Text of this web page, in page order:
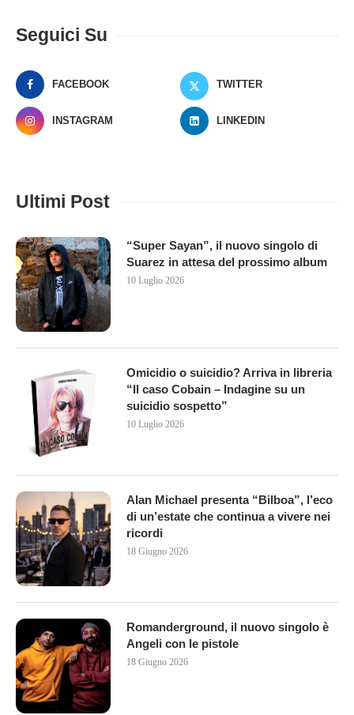
Seguici Su
FACEBOOK TWITTER
INSTAGRAM LINKEDIN
Ultimi Post
“Super Sayan”, il nuovo singolo di
Suarez in attesa del prossimo album
10 Luglio 2026
Omicidio o suicidio? Arriva in libreria
“Il caso Cobain – Indagine su un
suicidio sospetto”
10 Luglio 2026
Alan Michael presenta “Bilboa”, l’eco
di un’estate che continua a vivere nei
ricordi
18 Giugno 2026
Romanderground, il nuovo singolo è
Angeli con le pistole
18 Giugno 2026